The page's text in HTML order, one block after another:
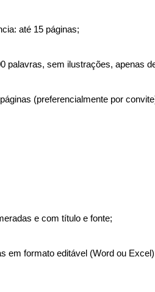
até 15 páginas;
palavras, sem ilustrações, apenas
(preferencialmente por
e com título e fonte;
em formato editável (Word ou